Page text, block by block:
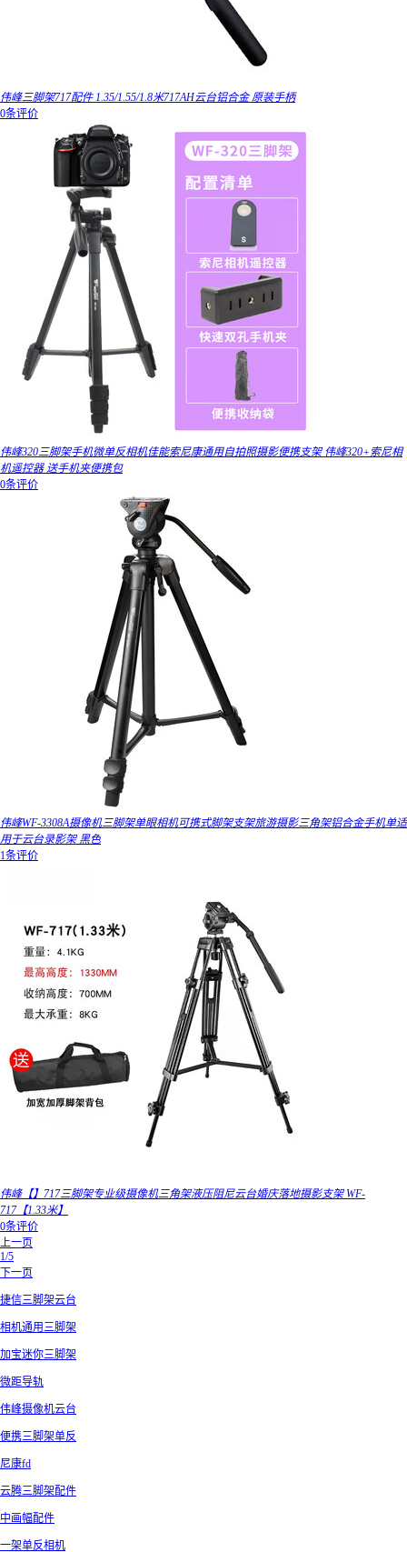
伟峰三脚架717配件 1.35/1.55/1.8米717AH云台铝合金 原装手柄
0条评价
伟峰320三脚架手机微单反相机佳能索尼康通用自拍照摄影便携支架 伟峰320+索尼相
机遥控器 送手机夹便携包
0条评价
伟峰WF-3308A摄像机三脚架单眼相机可携式脚架支架旅游摄影三角架铝合金手机单适
用于云台录影架 黑色
1条评价
伟峰【】717三脚架专业级摄像机三角架液压阻尼云台婚庆落地摄影支架 WF-
717【1.33米】
0条评价
上一页
1/5
下一页
捷信三脚架云台
相机通用三脚架
加宝迷你三脚架
微距导轨
伟峰摄像机云台
便携三脚架单反
尼康fd
云腾三脚架配件
中画幅配件
一架单反相机